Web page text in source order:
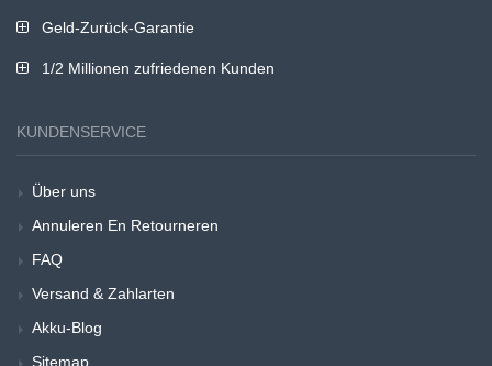
Geld-Zurück-Garantie
1/2 Millionen zufriedenen Kunden
KUNDENSERVICE
Über uns
Annuleren En Retourneren
FAQ
Versand & Zahlarten
Akku-Blog
Sitemap